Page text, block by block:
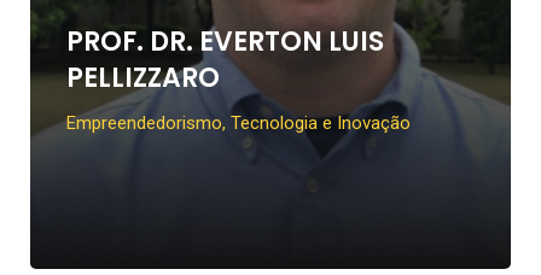
PROF. DR. EVERTON LUIS
PELLIZZARO
Empreendedorismo, Tecnologia e Inovação